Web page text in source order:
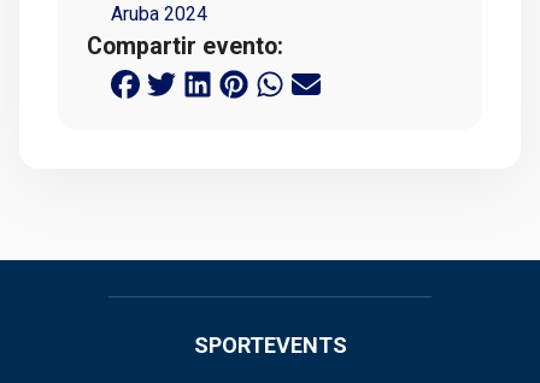
Aruba 2024
Compartir evento:
SPORTEVENTS